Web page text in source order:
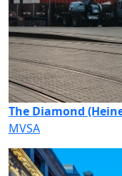
The Diamond
MVSA